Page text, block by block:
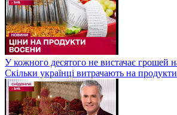
У кожного десятого не вистачає грошей
Скільки українці витрачають на